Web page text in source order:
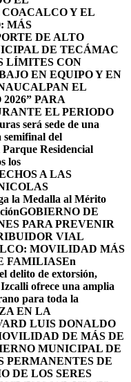
Y EL
MÁS
DE ALTO
DE TECÁMAC
LÍMITES CON
EN EQUIPO Y EN
EL
PARA
EL PERIODO
será sede de una
del
Residencial
los
A LAS
la Medalla al Mérito
GOBIERNO DE
PARA PREVENIR
VIAL
MOVILIDAD MÁS
FAMILIASEn
delito de extorsión,
ofrece una amplia
para toda la
EN LA
LUIS DONALDO
DE MÁS DE
MUNICIPAL DE
PERMANENTES DE
DE LOS SERES